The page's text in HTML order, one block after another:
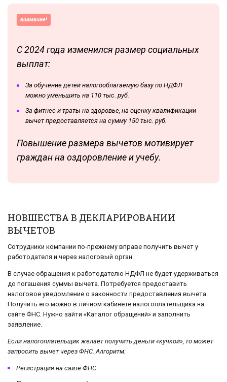
внимание!
С 2024 года изменился размер социальных
выплат:
За обучение детей налогооблагаемую базу по НДФЛ
можно уменьшить на 110 тыс. руб.
За фитнес и траты на здоровье, на оценку квалификации
вычет предоставляется на сумму 150 тыс. руб.
Повышение размера вычетов мотивирует
граждан на оздоровление и учебу.
НОВШЕСТВА В ДЕКЛАРИРОВАНИИ
ВЫЧЕТОВ
Сотрудники компании по-прежнему вправе получить вычет у
работодателя и через налоговый орган.
В случае обращения к работодателю НДФЛ не будет удерживаться
до погашения суммы вычета. Потребуется предоставить
налоговое уведомление о законности предоставления вычета.
Получить его можно в личном кабинете налогоплательщика на
сайте ФНС. Нужно зайти «Каталог обращений» и заполнить
заявление.
Если налогоплательщик желает получить деньги «кучкой», то может
запросить вычет через ФНС. Алгоритм:
Регистрация на сайте ФНС